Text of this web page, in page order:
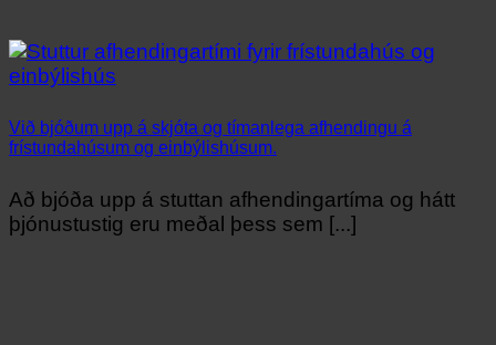
Við bjóðum upp á skjóta og tímanlega afhendingu á
frístundahúsum og einbýlishúsum.
Að bjóða upp á stuttan afhendingartíma og hátt
þjónustustig eru meðal þess sem [...]